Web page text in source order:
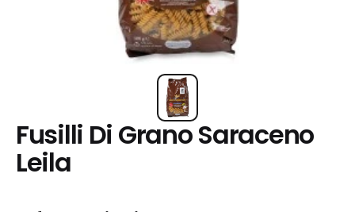
Fusilli Di Grano Saraceno
Leila